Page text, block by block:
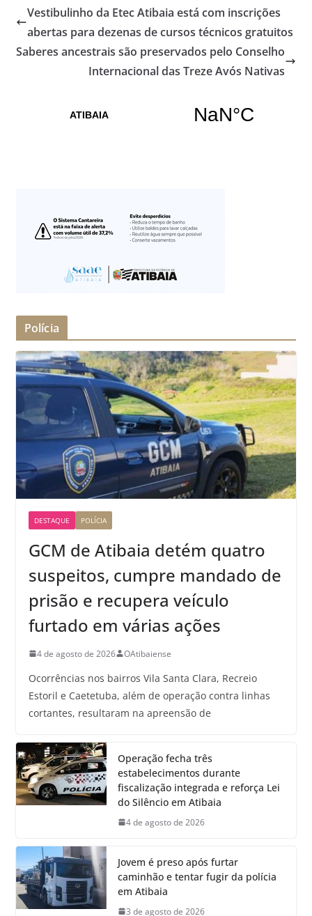
Vestibulinho da Etec Atibaia está com inscrições
abertas para dezenas de cursos técnicos gratuitos
Saberes ancestrais são preservados pelo Conselho
Internacional das Treze Avós Nativas
Polícia
DESTAQUE POLÍCIA
GCM de Atibaia detém quatro
suspeitos, cumpre mandado de
prisão e recupera veículo
furtado em várias ações
4 de agosto de 2026 OAtibaiense
Ocorrências nos bairros Vila Santa Clara, Recreio
Estoril e Caetetuba, além de operação contra linhas
cortantes, resultaram na apreensão de
Operação fecha três
estabelecimentos durante
fiscalização integrada e reforça Lei
do Silêncio em Atibaia
4 de agosto de 2026
Jovem é preso após furtar
caminhão e tentar fugir da polícia
em Atibaia
3 de agosto de 2026